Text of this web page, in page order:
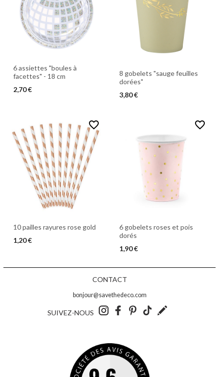
6 assiettes "boules à
facettes" - 18 cm
2,70 €
8 gobelets "sauge feuilles
dorées"
3,80 €
favorite_border
10 pailles rayures rose gold
1,20 €
favorite_border
6 gobelets roses et pois
dorés
1,90 €
CONTACT
bonjour@savethedeco.com
SUIVEZ-NOUS